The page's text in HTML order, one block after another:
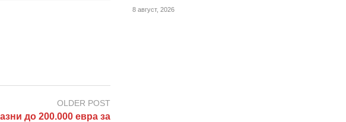
OLDER POST
до 200.000 евра за
8 август, 2026